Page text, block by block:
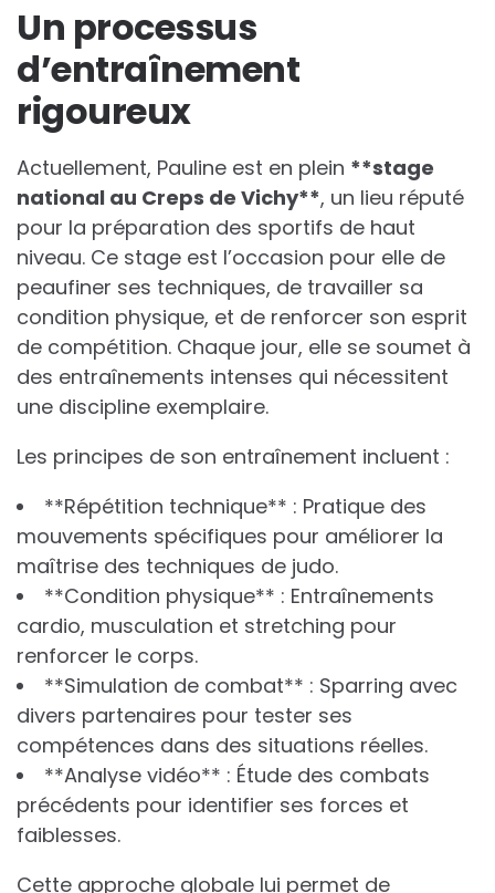
Un processus
d’entraînement
rigoureux
Actuellement, Pauline est en plein **stage
national au Creps de Vichy**, un lieu réputé
pour la préparation des sportifs de haut
niveau. Ce stage est l’occasion pour elle de
peaufiner ses techniques, de travailler sa
condition physique, et de renforcer son esprit
de compétition. Chaque jour, elle se soumet à
des entraînements intenses qui nécessitent
une discipline exemplaire.
Les principes de son entraînement incluent :
**Répétition technique** : Pratique des
mouvements spécifiques pour améliorer la
maîtrise des techniques de judo.
**Condition physique** : Entraînements
cardio, musculation et stretching pour
renforcer le corps.
**Simulation de combat** : Sparring avec
divers partenaires pour tester ses
compétences dans des situations réelles.
**Analyse vidéo** : Étude des combats
précédents pour identifier ses forces et
faiblesses.
Cette approche globale lui permet de